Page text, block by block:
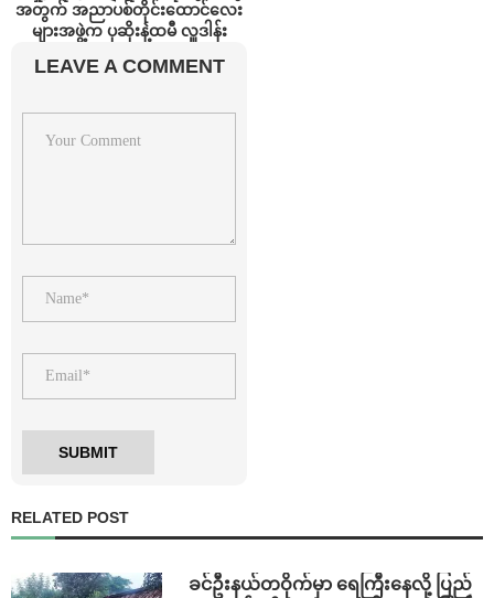
အတွက် အညာပစ်တိုင်းထောင်လေး
များအဖွဲ့က ပုဆိုးနဲ့ထမီ လှူဒါန်း
LEAVE A COMMENT
RELATED POST
⁩ ⁨ခင်ဦးနယ်တဝိုက်မှာ ရေကြီးနေလို့ ပြည်